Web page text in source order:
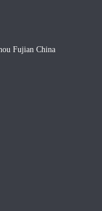
Fujian China